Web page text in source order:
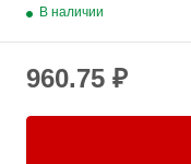
В наличии
960.75 ₽